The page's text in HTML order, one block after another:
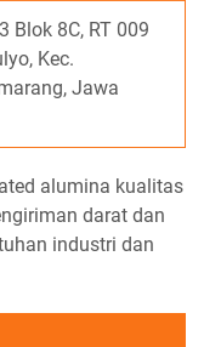
Blok 8C, RT 009
Kec.
Jawa
alumina kualitas
darat dan
industri dan